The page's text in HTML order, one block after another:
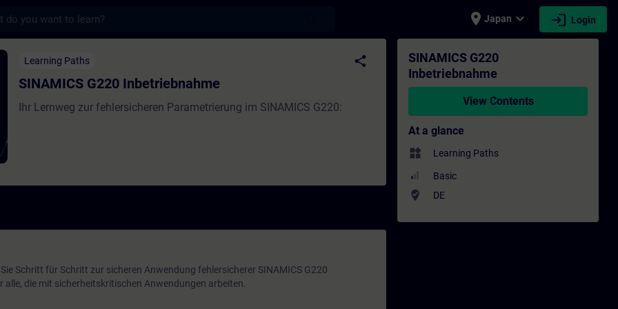
place Japan expand_more login Login
Inbetriebnahme - Training - Training - Professional development | SITRAIN
Learning Paths share
SINAMICS G220 Inbetriebnahme
Ihr Lernweg zur fehlersicheren Parametrierung im SINAMICS G220:
Schritt für Schritt zur sicheren Anwendung fehlersicherer SINAMICS G220
die mit sicherheitskritischen Anwendungen arbeiten.
SINAMICS G220
Inbetriebnahme
View Contents
At a glance
widgets Learning Paths
Basic
where_to_vote DE